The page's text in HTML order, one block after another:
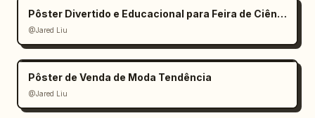
Pôster Divertido e Educacional para Feira de Ciências Infantil
@Jared Liu
Pôster de Venda de Moda Tendência
@Jared Liu